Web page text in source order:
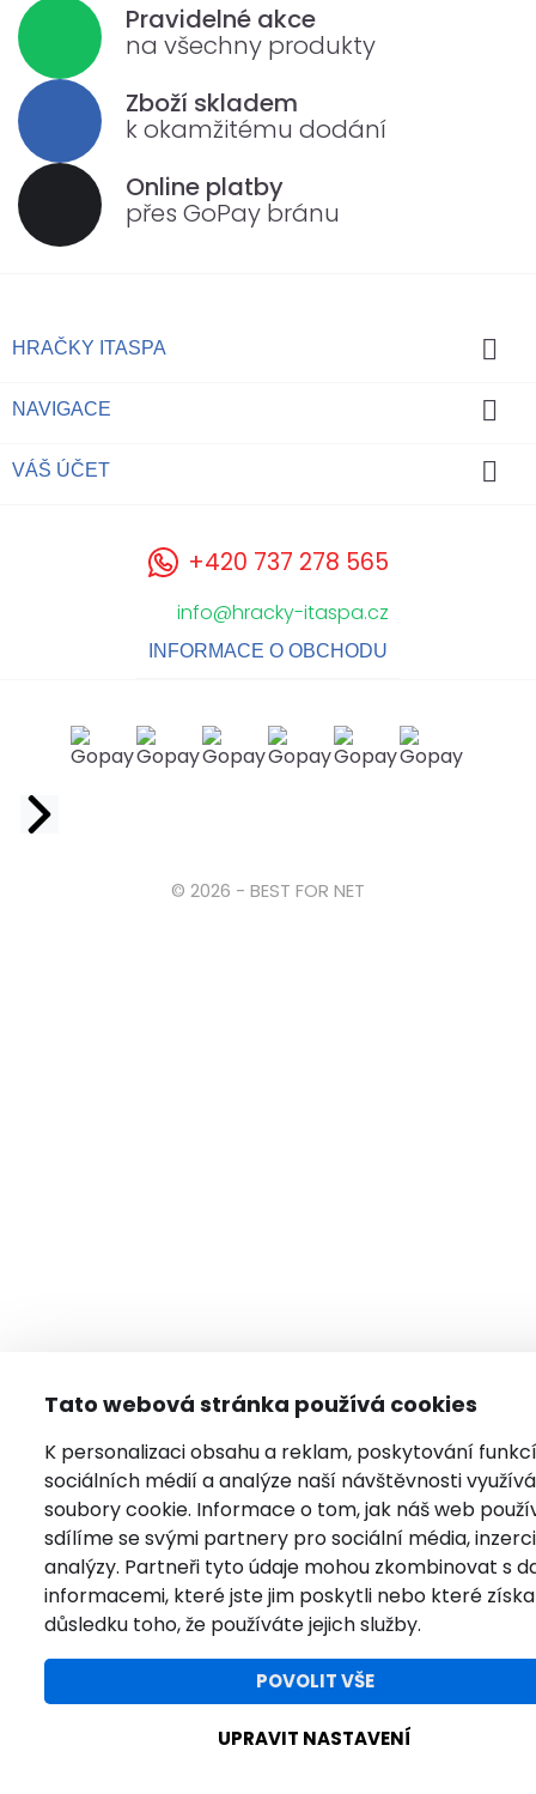
Tato webová stránka používá cookies
K personalizaci obsahu a reklam, poskytování funkcí
sociálních médií a analýze naší návštěvnosti
soubory cookie. Informace o tom, jak náš web
sdílíme se svými partnery pro sociální média,
analýzy. Partneři tyto údaje mohou zkombinovat s
informacemi, které jste jim poskytli nebo které
důsledku toho, že používáte jejich služby.
POVOLIT VŠE
UPRAVIT NASTAVENÍ
Pravidelné akce
na všechny produkty
Zboží skladem
k okamžitému dodání
Online platby
přes GoPay bránu
HRAČKY ITASPA 
NAVIGACE 
VÁŠ ÚČET 
+420 737 278 565
info@hracky-itaspa.cz
INFORMACE O OBCHODU
© 2026 - BEST FOR NET